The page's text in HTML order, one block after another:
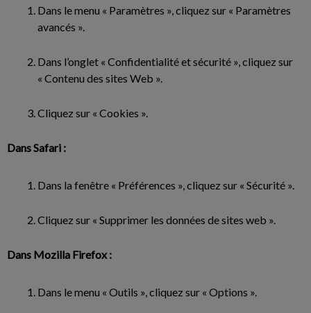
Dans le menu « Paramètres », cliquez sur « Paramètres
avancés ».
Dans l’onglet « Confidentialité et sécurité », cliquez sur
« Contenu des sites Web ».
Cliquez sur « Cookies ».
Dans Safari :
Dans la fenêtre « Préférences », cliquez sur « Sécurité ».
Cliquez sur « Supprimer les données de sites web ».
Dans Mozilla Firefox :
Dans le menu « Outils », cliquez sur « Options ».